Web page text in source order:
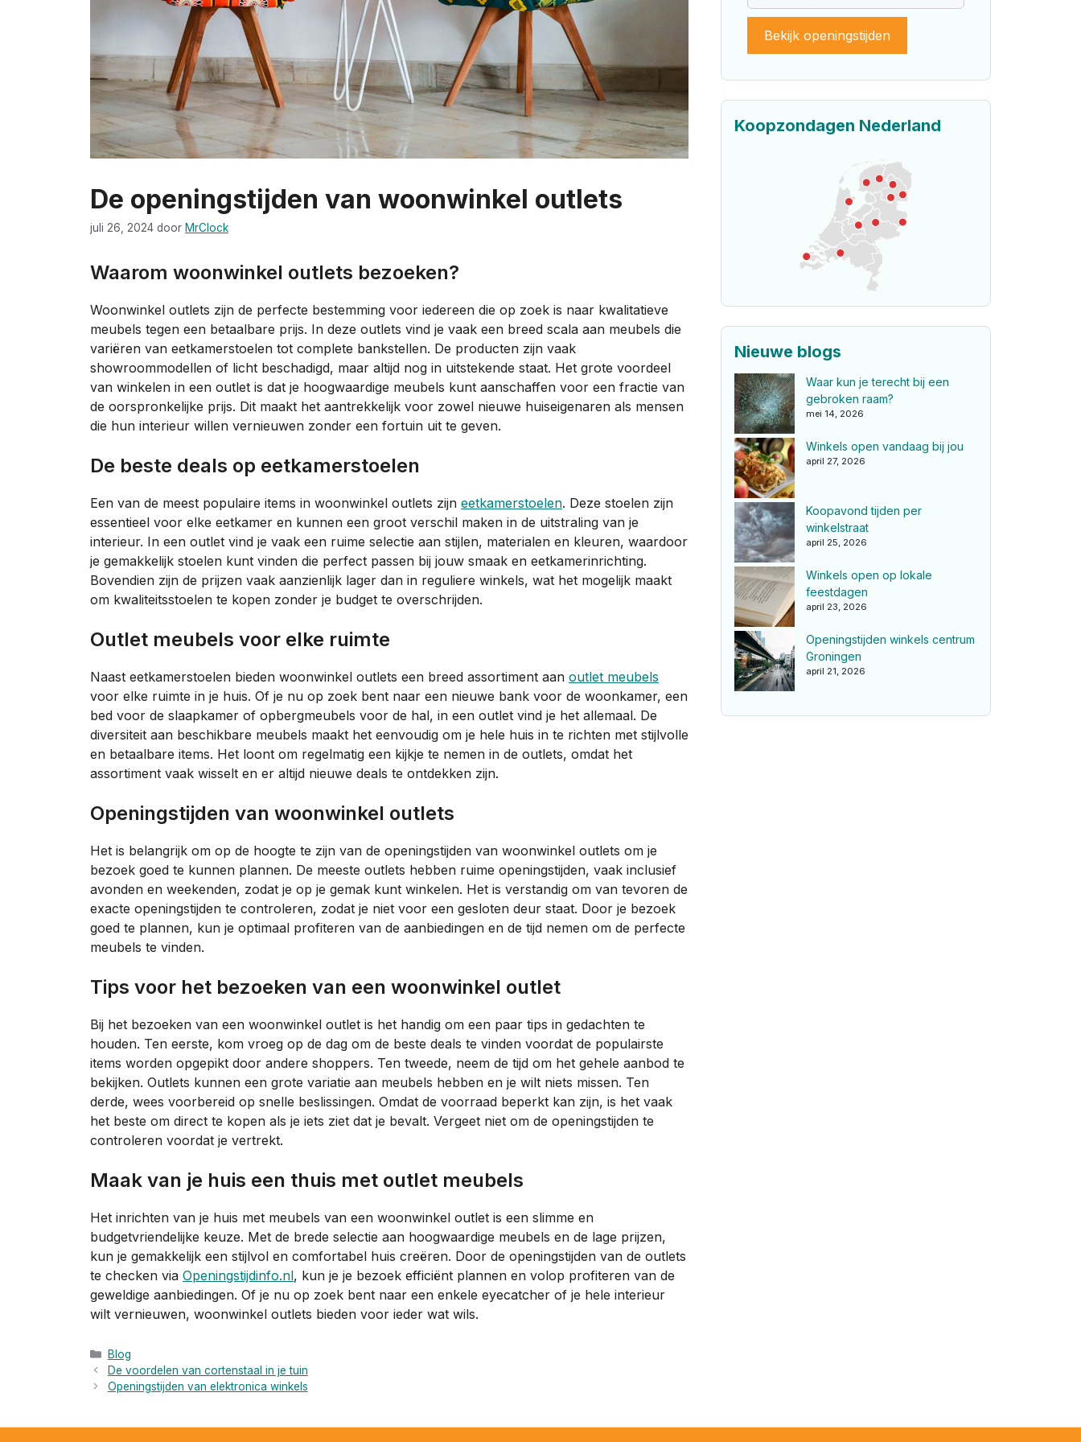
De openingstijden van woonwinkel outlets
juli 26, 2024 door MrClock
Waarom woonwinkel outlets bezoeken?
Woonwinkel outlets zijn de perfecte bestemming voor iedereen die op zoek is naar kwalitatieve
meubels tegen een betaalbare prijs. In deze outlets vind je vaak een breed scala aan meubels die
variëren van eetkamerstoelen tot complete bankstellen. De producten zijn vaak
showroommodellen of licht beschadigd, maar altijd nog in uitstekende staat. Het grote voordeel
van winkelen in een outlet is dat je hoogwaardige meubels kunt aanschaffen voor een fractie van
de oorspronkelijke prijs. Dit maakt het aantrekkelijk voor zowel nieuwe huiseigenaren als mensen
die hun interieur willen vernieuwen zonder een fortuin uit te geven.
De beste deals op eetkamerstoelen
Een van de meest populaire items in woonwinkel outlets zijn eetkamerstoelen. Deze stoelen zijn
essentieel voor elke eetkamer en kunnen een groot verschil maken in de uitstraling van je
interieur. In een outlet vind je vaak een ruime selectie aan stijlen, materialen en kleuren, waardoor
je gemakkelijk stoelen kunt vinden die perfect passen bij jouw smaak en eetkamerinrichting.
Bovendien zijn de prijzen vaak aanzienlijk lager dan in reguliere winkels, wat het mogelijk maakt
om kwaliteitsstoelen te kopen zonder je budget te overschrijden.
Outlet meubels voor elke ruimte
Naast eetkamerstoelen bieden woonwinkel outlets een breed assortiment aan outlet meubels
voor elke ruimte in je huis. Of je nu op zoek bent naar een nieuwe bank voor de woonkamer, een
bed voor de slaapkamer of opbergmeubels voor de hal, in een outlet vind je het allemaal. De
diversiteit aan beschikbare meubels maakt het eenvoudig om je hele huis in te richten met stijlvolle
en betaalbare items. Het loont om regelmatig een kijkje te nemen in de outlets, omdat het
assortiment vaak wisselt en er altijd nieuwe deals te ontdekken zijn.
Openingstijden van woonwinkel outlets
Het is belangrijk om op de hoogte te zijn van de openingstijden van woonwinkel outlets om je
bezoek goed te kunnen plannen. De meeste outlets hebben ruime openingstijden, vaak inclusief
avonden en weekenden, zodat je op je gemak kunt winkelen. Het is verstandig om van tevoren de
exacte openingstijden te controleren, zodat je niet voor een gesloten deur staat. Door je bezoek
goed te plannen, kun je optimaal profiteren van de aanbiedingen en de tijd nemen om de perfecte
meubels te vinden.
Tips voor het bezoeken van een woonwinkel outlet
Bij het bezoeken van een woonwinkel outlet is het handig om een paar tips in gedachten te
houden. Ten eerste, kom vroeg op de dag om de beste deals te vinden voordat de populairste
items worden opgepikt door andere shoppers. Ten tweede, neem de tijd om het gehele aanbod te
bekijken. Outlets kunnen een grote variatie aan meubels hebben en je wilt niets missen. Ten
derde, wees voorbereid op snelle beslissingen. Omdat de voorraad beperkt kan zijn, is het vaak
het beste om direct te kopen als je iets ziet dat je bevalt. Vergeet niet om de openingstijden te
controleren voordat je vertrekt.
Maak van je huis een thuis met outlet meubels
Het inrichten van je huis met meubels van een woonwinkel outlet is een slimme en
budgetvriendelijke keuze. Met de brede selectie aan hoogwaardige meubels en de lage prijzen,
kun je gemakkelijk een stijlvol en comfortabel huis creëren. Door de openingstijden van de outlets
te checken via Openingstijdinfo.nl, kun je je bezoek efficiënt plannen en volop profiteren van de
geweldige aanbiedingen. Of je nu op zoek bent naar een enkele eyecatcher of je hele interieur
wilt vernieuwen, woonwinkel outlets bieden voor ieder wat wils.
Categorieën
Blog
De voordelen van cortenstaal in je tuin
Openingstijden van elektronica winkels
Bekijk openingstijden
Koopzondagen Nederland
Nieuwe blogs
Waar kun je terecht bij een
gebroken raam?
mei 14, 2026
Winkels open vandaag bij jou
april 27, 2026
Koopavond tijden per
winkelstraat
april 25, 2026
Winkels open op lokale
feestdagen
april 23, 2026
Openingstijden winkels centrum
Groningen
april 21, 2026